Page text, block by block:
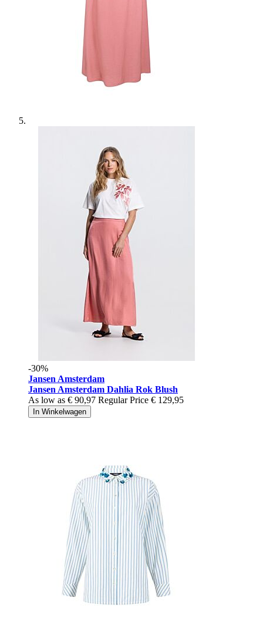
-30%
Jansen Amsterdam
Jansen Amsterdam Dahlia Rok Blush
As low as € 90,97 Regular Price € 129,95
In Winkelwagen